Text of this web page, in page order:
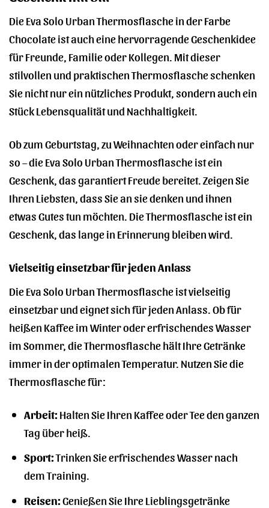
Die Eva Solo Urban Thermosflasche in der Farbe
Chocolate ist auch eine hervorragende Geschenkidee
für Freunde, Familie oder Kollegen. Mit dieser
stilvollen und praktischen Thermosflasche schenken
Sie nicht nur ein nützliches Produkt, sondern auch ein
Stück Lebensqualität und Nachhaltigkeit.
Ob zum Geburtstag, zu Weihnachten oder einfach nur
so – die Eva Solo Urban Thermosflasche ist ein
Geschenk, das garantiert Freude bereitet. Zeigen Sie
Ihren Liebsten, dass Sie an sie denken und ihnen
etwas Gutes tun möchten. Die Thermosflasche ist ein
Geschenk, das lange in Erinnerung bleiben wird.
Vielseitig einsetzbar für jeden Anlass
Die Eva Solo Urban Thermosflasche ist vielseitig
einsetzbar und eignet sich für jeden Anlass. Ob für
heißen Kaffee im Winter oder erfrischendes Wasser
im Sommer, die Thermosflasche hält Ihre Getränke
immer in der optimalen Temperatur. Nutzen Sie die
Thermosflasche für:
Arbeit:Halten Sie Ihren Kaffee oder Tee den ganzen
Tag über heiß.
Sport:Trinken Sie erfrischendes Wasser nach
dem Training.
Reisen:Genießen Sie Ihre Lieblingsgetränke